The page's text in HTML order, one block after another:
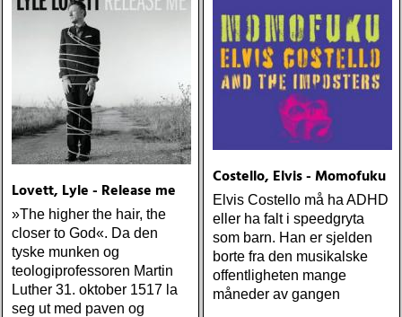
Lovett, Lyle - Release me
»The higher the hair, the
closer to God«. Da den
tyske munken og
teologiprofessoren Martin
Luther 31. oktober 1517 la
seg ut med paven og
Costello, Elvis - Momofuku
Elvis Costello må ha ADHD
eller ha falt i speedgryta
som barn. Han er sjelden
borte fra den musikalske
offentligheten mange
måneder av gangen